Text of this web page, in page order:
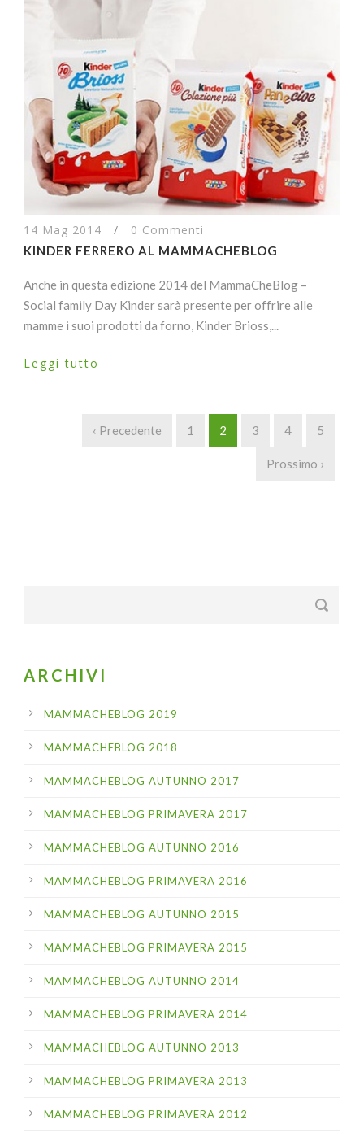
14 Mag 2014 / 0 Commenti
KINDER FERRERO AL MAMMACHEBLOG
Anche in questa edizione 2014 del MammaCheBlog –
Social family Day Kinder sarà presente per offrire alle
mamme i suoi prodotti da forno, Kinder Brioss,...
Leggi tutto
‹ Precedente 1 2 3 4 5
Prossimo ›
ARCHIVI
MAMMACHEBLOG 2019
MAMMACHEBLOG 2018
MAMMACHEBLOG AUTUNNO 2017
MAMMACHEBLOG PRIMAVERA 2017
MAMMACHEBLOG AUTUNNO 2016
MAMMACHEBLOG PRIMAVERA 2016
MAMMACHEBLOG AUTUNNO 2015
MAMMACHEBLOG PRIMAVERA 2015
MAMMACHEBLOG AUTUNNO 2014
MAMMACHEBLOG PRIMAVERA 2014
MAMMACHEBLOG AUTUNNO 2013
MAMMACHEBLOG PRIMAVERA 2013
MAMMACHEBLOG PRIMAVERA 2012